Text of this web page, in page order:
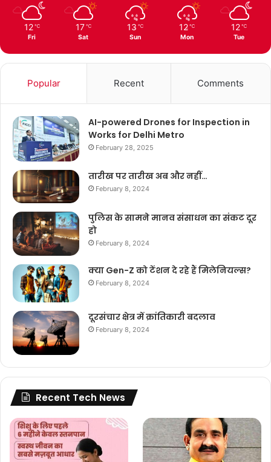
12 ℃
Fri
17 ℃
Sat
13 ℃
Sun
12 ℃
Mon
12 ℃
Tue
Popular Recent Comments
AI-powered Drones for Inspection in
Works for Delhi Metro
February 28, 2025
तारीख पर तारीख अब और नहीं…
February 8, 2024
पुलिस के सामने मानव संसाधन का संकट दूर
हो
February 8, 2024
क्या Gen-Z को टेंशन दे रहे हैं मिलेनियल्स?
February 8, 2024
दूरसंचार क्षेत्र में क्रांतिकारी बदलाव
February 8, 2024
Recent Tech News